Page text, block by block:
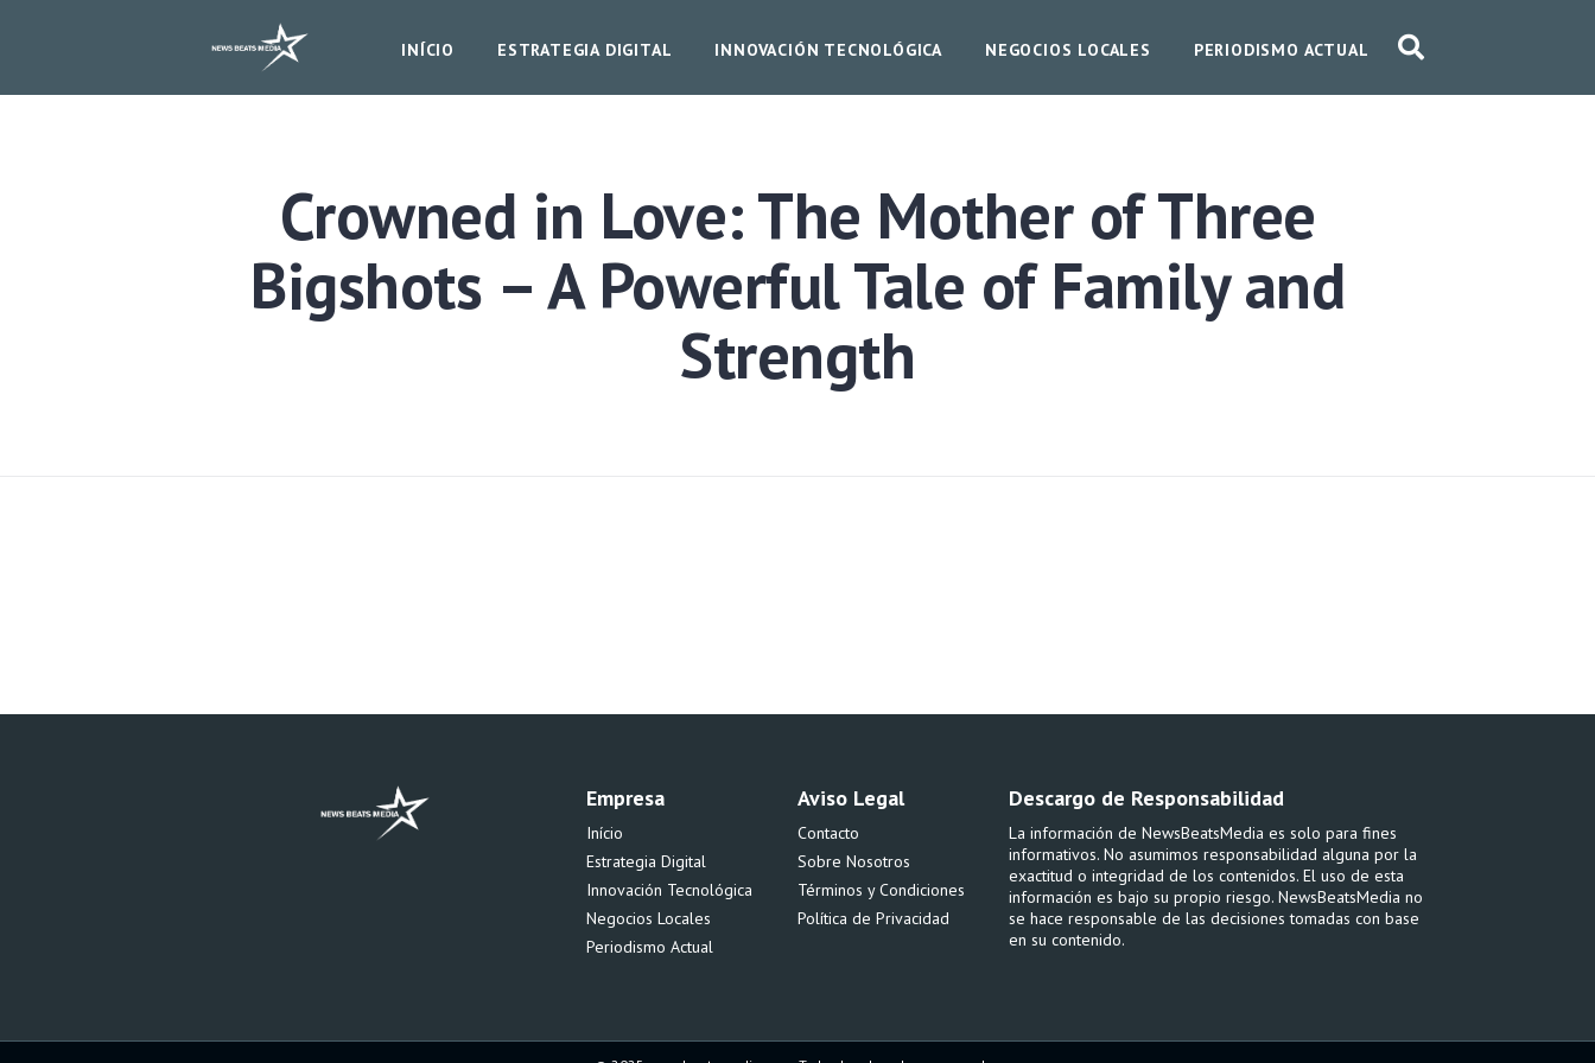
INÍCIO ESTRATEGIA DIGITAL INNOVACIÓN TECNOLÓGICA NEGOCIOS LOCALES PERIODISMO ACTUAL
Crowned in Love: The Mother of Three
Bigshots – A Powerful Tale of Family and
Strength
Empresa
Início
Estrategia Digital
Innovación Tecnológica
Negocios Locales
Periodismo Actual
Aviso Legal
Contacto
Sobre Nosotros
Términos y Condiciones
Política de Privacidad
Descargo de Responsabilidad
La información de NewsBeatsMedia es solo para fines
informativos. No asumimos responsabilidad alguna por la
exactitud o integridad de los contenidos. El uso de esta
información es bajo su propio riesgo. NewsBeatsMedia no
se hace responsable de las decisiones tomadas con base
en su contenido.